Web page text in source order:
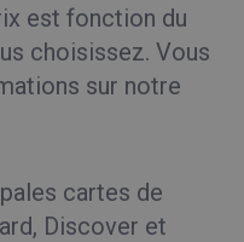
est fonction du
choisissez. Vous
sur notre
cartes de
Discover et